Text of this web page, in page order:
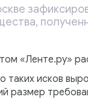
«Ленте.ру»
таких исков
размер